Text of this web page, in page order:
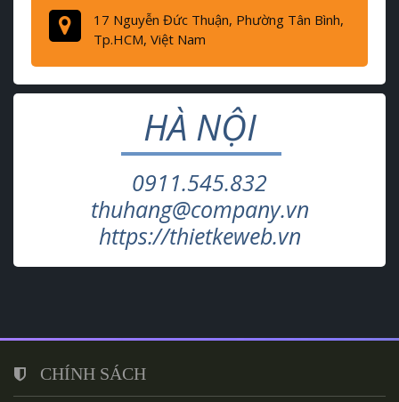
17 Nguyễn Đức Thuận, Phường Tân Bình,
Tp.HCM, Việt Nam
HÀ NỘI
0911.545.832
thuhang@company.vn
https://thietkeweb.vn
CHÍNH SÁCH